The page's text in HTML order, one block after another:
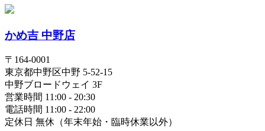
かめ吉 中野店
〒 164-0001
東京都中野区中野 5-52-15
中野ブロードウェイ 3F
営業時間 11:00 - 20:30
電話時間 11:00 - 22:00
定休日 無休（年末年始・臨時休業以外）